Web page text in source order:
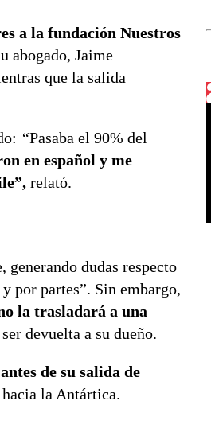
a la fundación Nuestros
abogado, Jaime
que la salida
“Pasaba el 90% del
en español y me
relató.
dudas respecto
por partes”. Sin embargo,
la trasladará a una
devuelta a su dueño.
de su salida de
la Antártica.